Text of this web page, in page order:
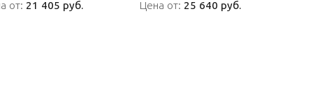
от: 21 405 руб.
от: 21 405 руб. Цена от: 25 640 руб.
Цена от: 25 640 руб.